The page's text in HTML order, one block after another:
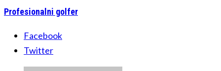
Profesionalni golfer
Facebook
Twitter